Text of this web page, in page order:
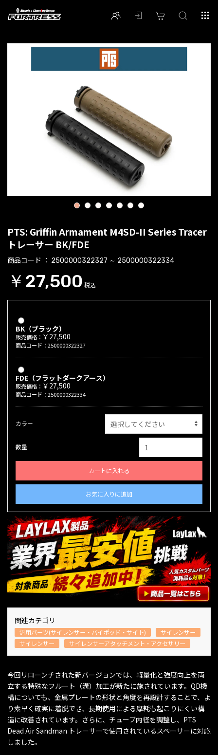
1 2 3 4 5 6 7
PTS: Griffin Armament M4SD-II Series Tracer
トレーサー BK/FDE
商品コード 2500000322327 ～ 2500000322334
￥27,500 税込
BK（ブラック）
販売価格： ￥27,500
商品コード：2500000322327
FDE（フラットダークアース）
販売価格： ￥27,500
商品コード：2500000322334
カラー
数量
カートに入れる
お気に入りに追加
関連カテゴリ
汎用パーツ(サイレンサー・バイポッド・サイト)
サイレンサー
サイレンサー
サイレンサーアタッチメント・アクセサリー
今回リローンチされた新バージョンでは、軽量化と強度向上を両
立する特殊なフルート（溝）加工が新たに施されています。QD機
構についても、金属プレートの形状と角度を再設計することで、よ
り素早く確実に着脱でき、長期使用による摩耗も起こりにくい構
造に改善されています。さらに、チューブ内径を調整し、PTS
Dead Air Sandman トレーサーで使用されているスペーサーに対応
しました。